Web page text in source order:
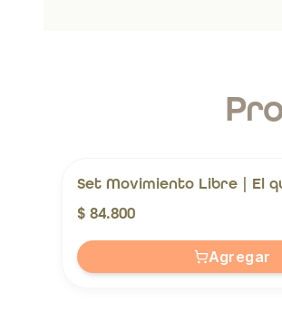
Set Movimiento Libre | El
$ 84.800
Agregar